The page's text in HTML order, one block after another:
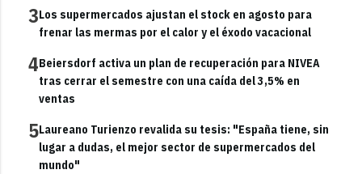
3Los supermercados ajustan el stock en agosto para
frenar las mermas por el calor y el éxodo vacacional
4Beiersdorf activa un plan de recuperación para NIVEA
tras cerrar el semestre con una caída del 3,5% en
ventas
5Laureano Turienzo revalida su tesis: "España tiene, sin
lugar a dudas, el mejor sector de supermercados del
mundo"